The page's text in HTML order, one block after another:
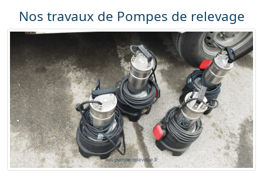
Nos travaux de Pompes de relevage